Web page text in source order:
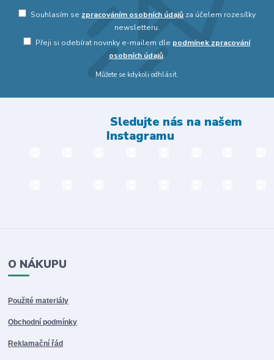
Souhlasím se zpracováním osobních údajůza účelem rozesílky
newsletteru.
Přeji si odebírat novinky e-mailem dle podmínek zpracování
osobních údajů.
Můžete se kdykoli odhlásit.
Sledujte nás na našem
Instagramu
O NÁKUPU
Použité materiály
Obchodní podmínky
Reklamační řád